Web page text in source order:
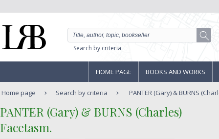
Search by criteria
HOME PAGE BOOKS AND WORKS
Home page Search by criteria PANTER (Gary) & BURNS
‎PANTER (Gary) & BURNS (Charles)‎
‎Facetasm.‎